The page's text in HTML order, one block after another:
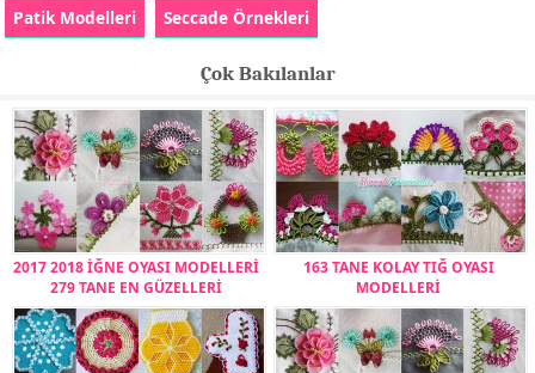
Patik Modelleri Seccade Örnekleri
Çok Bakılanlar
2017 2018 İĞNE OYASI MODELLERİ
279 TANE EN GÜZELLERİ
163 TANE KOLAY TIĞ OYASI
MODELLERİ